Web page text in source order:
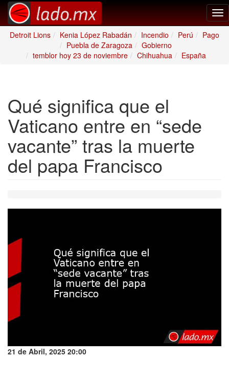
Detroit Lions
Kenia López Rabadán Incendio Perú
Pago
Puebla de Zaragoza
Gobierno
temblor hoy 23 de noviembre
Chihuahua España
Qué significa que el
Vaticano entre en “sede
vacante” tras la muerte
del papa Francisco
21 de Abril, 2025 20:00